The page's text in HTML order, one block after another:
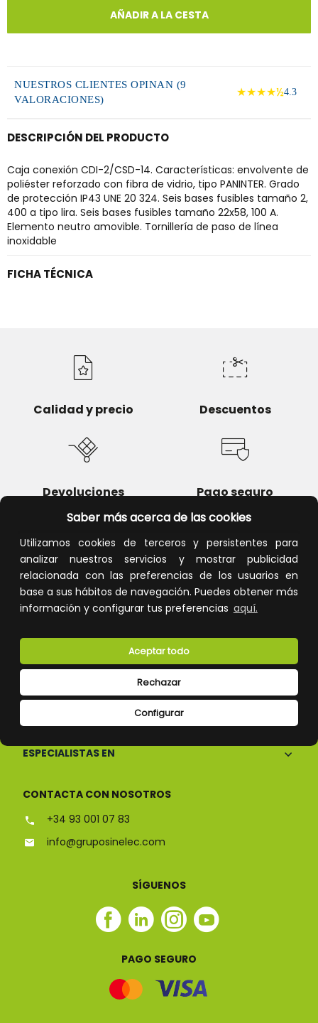
Saber más acerca de las cookies
Utilizamos cookies de terceros y persistentes para
analizar nuestros servicios y mostrar publicidad
relacionada con las preferencias de los usuarios en
base a sus hábitos de navegación. Puedes obtener más
información y configurar tus preferencias aquí.
Configurar
Rechazar
Aceptar todo
AÑADIR A LA CESTA
NUESTROS CLIENTES OPINAN (9
VALORACIONES)
★★★★½4.3
DESCRIPCIÓN DEL PRODUCTO
Caja conexión CDI-2/CSD-14. Características: envolvente de
poliéster reforzado con fibra de vidrio, tipo PANINTER. Grado
de protección IP43 UNE 20 324. Seis bases fusibles tamaño 2,
400 a tipo lira. Seis bases fusibles tamaño 22x58, 100 A.
Elemento neutro amovible. Tornillería de paso de línea
inoxidable
FICHA TÉCNICA
Calidad y precio Descuentos
Devoluciones Pago seguro
Atención al cliente
ESPECIALISTAS EN
CONTACTA CON NOSOTROS
+34 93 001 07 83
info@gruposinelec.com
SÍGUENOS
Facebook
Linkedin
Instagram
Youtube
PAGO SEGURO